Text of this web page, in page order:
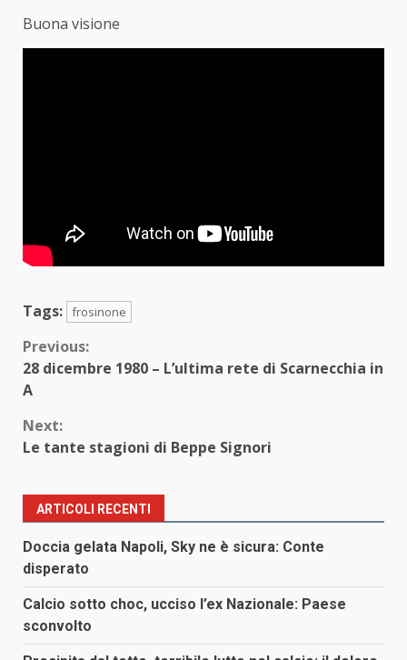
Buona visione
Tags: frosinone
Continue
Reading
Previous:
28 dicembre 1980 – L’ultima rete di Scarnecchia in
A
Next:
Le tante stagioni di Beppe Signori
ARTICOLI RECENTI
Doccia gelata Napoli, Sky ne è sicura: Conte
disperato
Calcio sotto choc, ucciso l’ex Nazionale: Paese
sconvolto